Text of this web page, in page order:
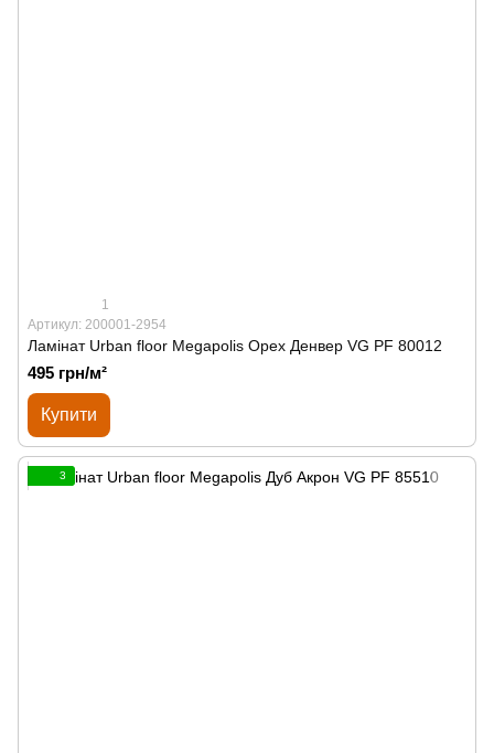
1
Артикул: 200001-2954
Ламінат Urban floor Megapolis Орех Денвер VG PF 80012
495 грн/м²
Купити
3